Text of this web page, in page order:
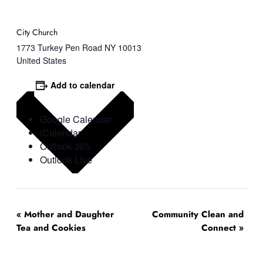
City Church
1773 Turkey Pen Road NY 10013
United States
Add to calendar
Google Calendar
iCalendar
Outlook 365
Outlook Live
Event
Navigation
« Mother and Daughter
Tea and Cookies
Community Clean and
Connect »